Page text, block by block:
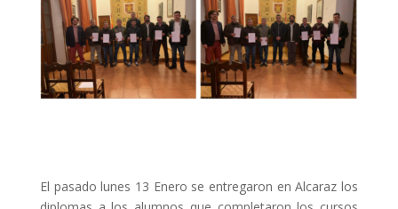
El pasado lunes 13 Enero se entregaron en Alcaraz los